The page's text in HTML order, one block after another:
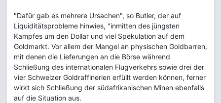
"Dafür gab es mehrere Ursachen", so Butler, der auf
Liquiditätsprobleme hinwies, "inmitten des jüngsten
Kampfes um den Dollar und viel Spekulation auf dem
Goldmarkt. Vor allem der Mangel an physischen Goldbarren,
mit denen die Lieferungen an die Börse während
Schließung des internationalen Flugverkehrs sowie drei der
vier Schweizer Goldraffinerien erfüllt werden können, ferner
wirkt sich Schließung der südafrikanischen Minen ebenfalls
auf die Situation aus.